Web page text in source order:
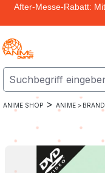
Zum Hauptinhalt
After-Messe-Rabatt:
ANIME SHOP > ANIME >